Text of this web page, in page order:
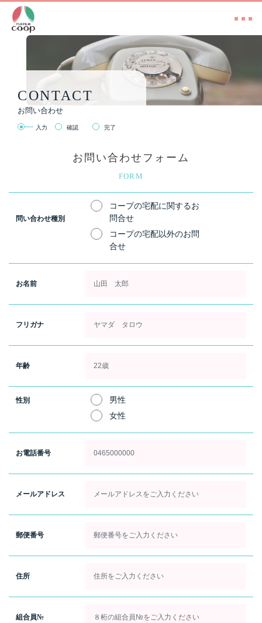
CONTACT
お問い合わせ
入力 確認 完了
お問い合わせフォーム
FORM
問い合わせ種別
コープの宅配に関するお
問合せ
コープの宅配以外のお問
合せ
お名前
フリガナ
年齢
性別
男性
女性
お電話番号
メールアドレス
郵便番号
住所
組合員№